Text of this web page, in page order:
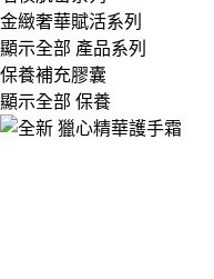
金緻奢華賦活系列
顯示全部 產品系列
保養補充膠囊
顯示全部 保養